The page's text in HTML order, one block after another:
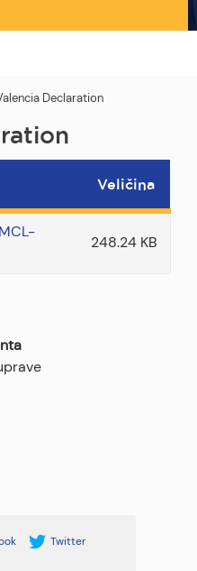
Declaration
Veličina
248.24 KB
Twitter